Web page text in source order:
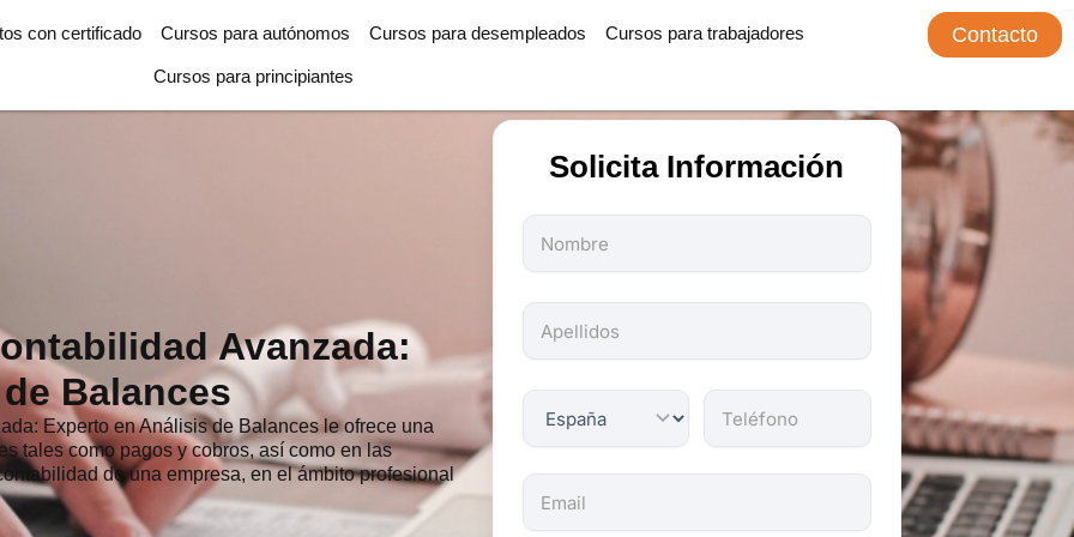
con certificado Cursos para autónomos Cursos para desempleados Cursos para trabajadores
Cursos para principiantes
Contacto
Avanzada:
Balances
Experto en Análisis de Balances le ofrece una
tales como pagos y cobros, así como en las
de una empresa, en el ámbito profesional
Solicita Información
Todos
los
son
obligatorios.